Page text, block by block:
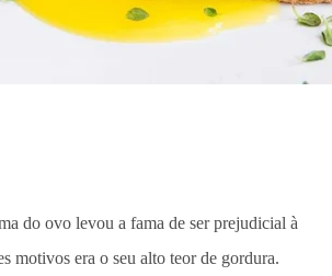
do ovo levou a fama de ser prejudicial à
motivos era o seu alto teor de gordura.